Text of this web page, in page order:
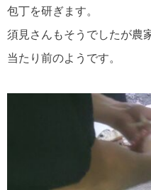
包丁を研ぎます。
須見さんもそうでしたが農
当たり前のようです。